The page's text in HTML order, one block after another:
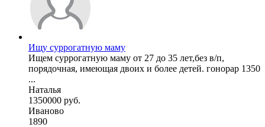
Ищу суррогатную маму
Ищем суррогатную маму от 27 до 35 лет,без в/п,
порядочная, имеющая двоих и более детей. гонорар 1350
...
Наталья
1350000 руб.
Иваново
1890